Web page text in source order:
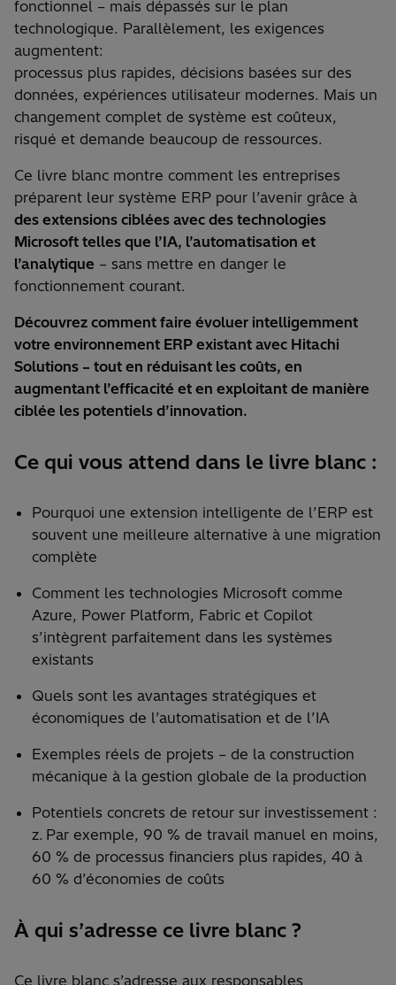
fonctionnel – mais dépassés sur le plan
technologique. Parallèlement, les exigences
augmentent:
processus plus rapides, décisions basées sur des
données, expériences utilisateur modernes. Mais un
changement complet de système est coûteux,
risqué et demande beaucoup de ressources.
Ce livre blanc montre comment les entreprises
préparent leur système ERP pour l’avenir grâce à
des extensions ciblées avec des technologies
Microsoft telles que l’IA, l’automatisation et
l’analytique – sans mettre en danger le
fonctionnement courant.
Découvrez comment faire évoluer intelligemment
votre environnement ERP existant avec Hitachi
Solutions – tout en réduisant les coûts, en
augmentant l’efficacité et en exploitant de manière
ciblée les potentiels d’innovation.
Ce qui vous attend dans le livre blanc :
Pourquoi une extension intelligente de l’ERP est
souvent une meilleure alternative à une migration
complète
Comment les technologies Microsoft comme
Azure, Power Platform, Fabric et Copilot
s’intègrent parfaitement dans les systèmes
existants
Quels sont les avantages stratégiques et
économiques de l’automatisation et de l’IA
Exemples réels de projets – de la construction
mécanique à la gestion globale de la production
Potentiels concrets de retour sur investissement :
z. Par exemple, 90 % de travail manuel en moins,
60 % de processus financiers plus rapides, 40 à
60 % d’économies de coûts
À qui s’adresse ce livre blanc ?
Ce livre blanc s’adresse aux responsables